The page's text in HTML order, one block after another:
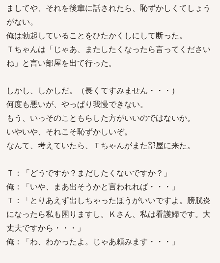
ましてや、それを後輩に話されたら、恥ずかしくてしょう
がない。
俺は勃起していることをひたかくしにして断った。
Ｔちゃんは「じゃあ、またしたくなったら言ってください
ね」と言い部屋を出て行った。
しかし、しかしだ。（長くてすみません・・・）
何度も悪いが、やっぱり我慢できない。
もう、いっそのこともらした方がいいのではないか。
いやいや、それこそ恥ずかしいぞ。
なんて、考えていたら、Ｔちゃんがまた部屋に来た。
Ｔ：「どうですか？まだしたくないですか？」
俺：「いや、まあ出そうかと言われれば・・・」
Ｔ：「とりあえず出しちゃったほうがいいですよ。膀胱炎
になったら私も困りますし。Ｋさん、私は看護婦です。大
丈夫ですから・・・」
俺：「わ、わかったよ。じゃあ頼みます・・・」